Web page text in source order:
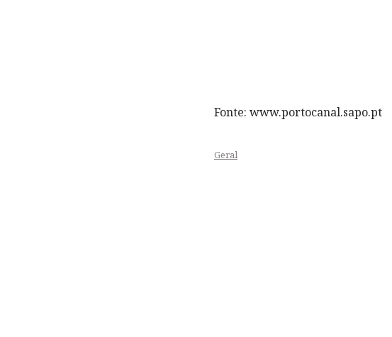
Fonte: www.portocanal.sapo.pt
Geral